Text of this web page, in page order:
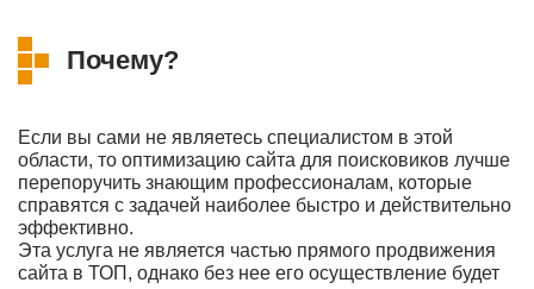
Почему?
Если вы сами не являетесь специалистом в этой
области, то оптимизацию сайта для поисковиков лучше
перепоручить знающим профессионалам, которые
справятся с задачей наиболее быстро и действительно
эффективно.
Эта услуга не является частью прямого продвижения
сайта в ТОП, однако без нее его осуществление будет